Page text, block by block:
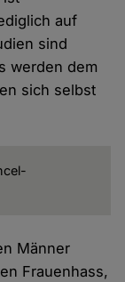
auf
sind
werden dem
sich selbst
Männer
Frauenhass,